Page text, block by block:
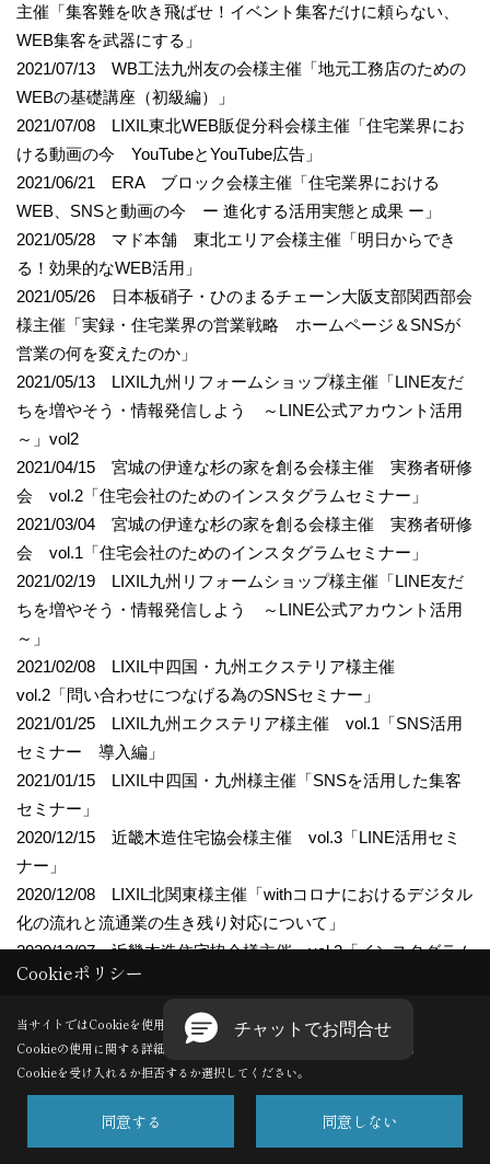
主催「集客難を吹き飛ばせ！イベント集客だけに頼らない、
WEB集客を武器にする」
2021/07/13 WB工法九州友の会様主催「地元工務店のための
WEBの基礎講座（初級編）」
2021/07/08 LIXIL東北WEB販促分科会様主催「住宅業界にお
ける動画の今 YouTubeとYouTube広告」
2021/06/21 ERA ブロック会様主催「住宅業界における
WEB、SNSと動画の今 ー 進化する活用実態と成果 ー」
2021/05/28 マド本舗 東北エリア会様主催「明日からでき
る！効果的なWEB活用」
2021/05/26 日本板硝子・ひのまるチェーン大阪支部関西部会
様主催「実録・住宅業界の営業戦略 ホームページ＆SNSが
営業の何を変えたのか」
2021/05/13 LIXIL九州リフォームショップ様主催「LINE友だ
ちを増やそう・情報発信しよう ～LINE公式アカウント活用
～」vol2
2021/04/15 宮城の伊達な杉の家を創る会様主催 実務者研修
会 vol.2「住宅会社のためのインスタグラムセミナー」
2021/03/04 宮城の伊達な杉の家を創る会様主催 実務者研修
会 vol.1「住宅会社のためのインスタグラムセミナー」
2021/02/19 LIXIL九州リフォームショップ様主催「LINE友だ
ちを増やそう・情報発信しよう ～LINE公式アカウント活用
～」
2021/02/08 LIXIL中四国・九州エクステリア様主催
vol.2「問い合わせにつなげる為のSNSセミナー」
2021/01/25 LIXIL九州エクステリア様主催 vol.1「SNS活用
セミナー 導入編」
2021/01/15 LIXIL中四国・九州様主催「SNSを活用した集客
セミナー」
2020/12/15 近畿木造住宅協会様主催 vol.3「LINE活用セミ
ナー」
2020/12/08 LIXIL北関東様主催「withコロナにおけるデジタル
化の流れと流通業の生き残り対応について」
2020/12/07 近畿木造住宅協会様主催 vol.2「インスタグラム
セミナー」
2020/11/24 近畿木造住宅協会様主催 vol.1「住宅会社が知っ
ておくべきSNS活用セミナー」
2020/10/29 北陸型木の住まい研究会様主催「地域工務店の
SNS集客術」
2020/10/22 GLホーム様主催「来場・受注につながるWEB戦
略セミナー」
Cookieポリシー
当サイトではCookieを使用します。
Cookieの使用に関する詳細は 「プライバシーポリシー
」をご覧ください。
Cookieを受け入れるか拒否するか選択してください。
同意する 同意しない